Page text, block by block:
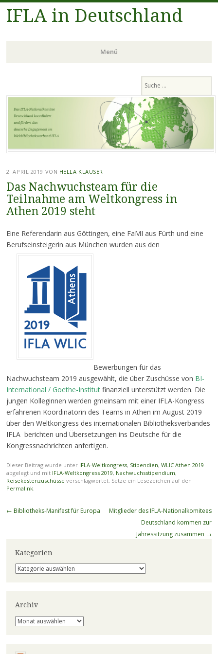
IFLA in Deutschland
Menü
springen
2. APRIL 2019 VON HELLA KLAUSER
Das Nachwuchsteam für die
Teilnahme am Weltkongress in
Athen 2019 steht
Eine Referendarin aus Göttingen, eine FaMI aus Fürth und eine
Berufseinsteigerin aus München wurden aus den
Bewerbungen für das
Nachwuchsteam 2019 ausgewählt, die über Zuschüsse von BI-
International / Goethe-Institutfinanziell unterstützt werden. Die
jungen Kolleginnen werden gmeinsam mit einer IFLA-Kongress
erfahrenen Koordinatorin des Teams in Athen im August 2019
über den Weltkongress des internationalen Bibliotheksverbandes
IFLA berichten und Übersetzungen ins Deutsche für die
Kongressnachrichten anfertigen.
Dieser Beitrag wurde unter IFLA-Weltkongress, Stipendien, WLIC Athen 2019
abgelegt und mit IFLA-Weltkongress 2019, Nachwuchsstipendium,
Reisekostenzuschüsse verschlagwortet. Setze ein Lesezeichen auf den
Permalink.
Beitragsnavigation
← Bibliotheks-Manifest für Europa
Mitglieder des IFLA-Nationalkomitees
Deutschland kommen zur
Jahressitzung zusammen →
Kategorien
Kategorien
Archiv
Archiv